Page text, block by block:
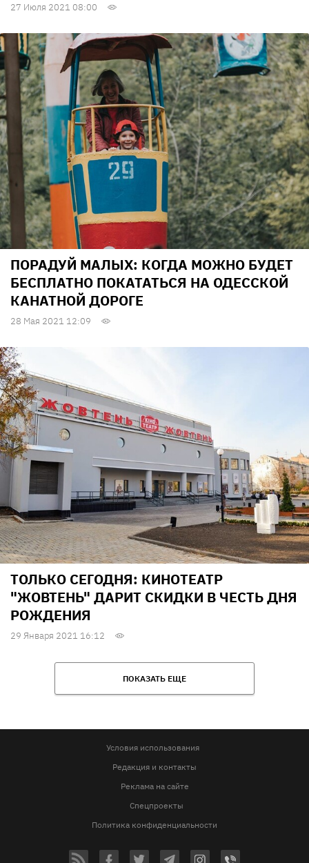
27 Июля 2021 08:00
ПОРАДУЙ МАЛЫХ: КОГДА МОЖНО БУДЕТ
БЕСПЛАТНО ПОКАТАТЬСЯ НА ОДЕССКОЙ
КАНАТНОЙ ДОРОГЕ
28 Мая 2021 12:09
ТОЛЬКО СЕГОДНЯ: КИНОТЕАТР
"ЖОВТЕНЬ" ДАРИТ СКИДКИ В ЧЕСТЬ ДНЯ
РОЖДЕНИЯ
29 Января 2021 16:12
ПОКАЗАТЬ ЕЩЕ
Условия использования
Редакция и контакты
Реклама на сайте
Спецпроекты
Политика конфиденциальности